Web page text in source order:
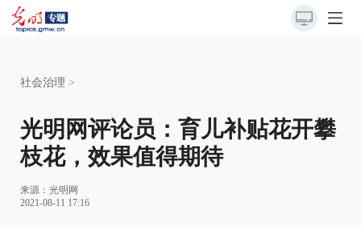
社会治理 >
光明网评论员：育儿补贴花开攀
枝花，效果值得期待
来源： 光明网
2021-08-11 17:16